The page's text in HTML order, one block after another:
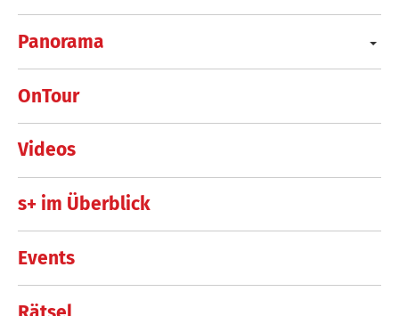
Panorama
OnTour
Videos
s+ im Überblick
Events